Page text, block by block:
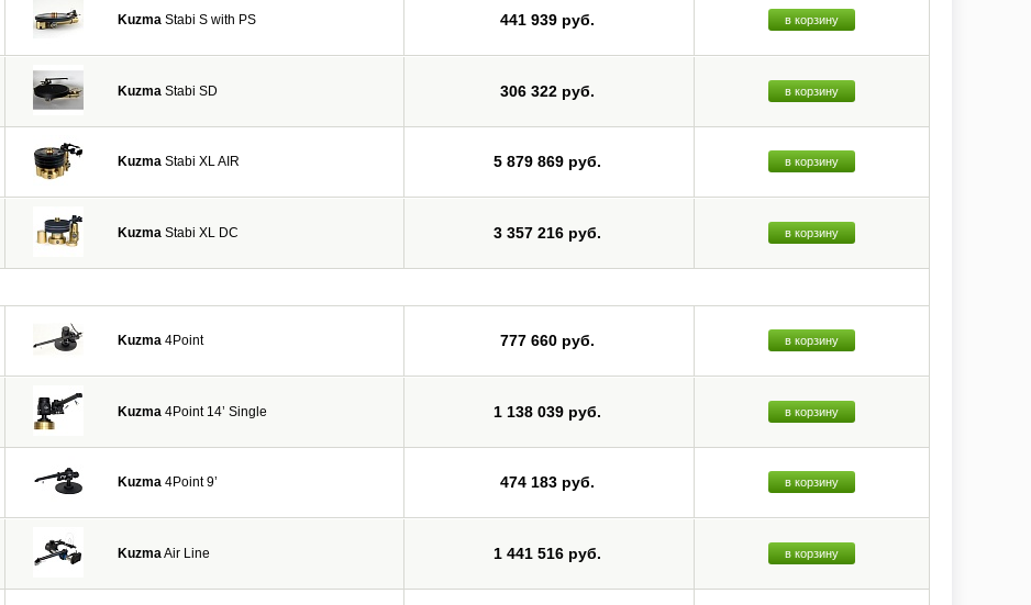
Kuzma Stabi S with PS 441 939 руб. в корзину
Kuzma Stabi SD 306 322 руб. в корзину
Kuzma Stabi XL AIR 5 879 869 руб. в корзину
Kuzma Stabi XL DC 3 357 216 руб. в корзину
Kuzma 4Point 777 660 руб. в корзину
Kuzma 4Point 14’ Single 1 138 039 руб. в корзину
Kuzma 4Point 9’ 474 183 руб. в корзину
KuzmaAir Line 1 441 516 руб. в корзину